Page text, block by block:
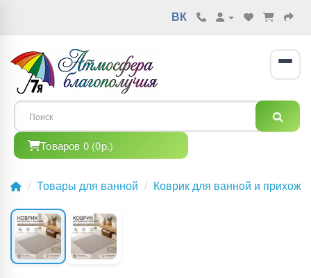
ВК
Товаров 0 (0р.)
Товары для ванной Коврик для ванной и